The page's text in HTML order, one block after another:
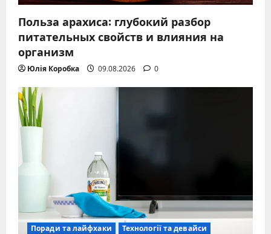
Польза арахиса: глубокий разбор
питательных свойств и влияния на
организм
Юлія Коробка 09.08.2026 0
Поради та лайфхаки Технології та девайси